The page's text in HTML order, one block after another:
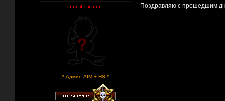
* Админ AIM + HS *
Поздравляю с прошедшим